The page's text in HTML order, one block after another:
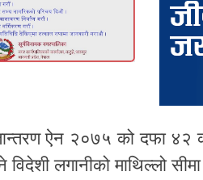
ऐन २०७५ को दफा ४२
लगानीको माथिल्लो